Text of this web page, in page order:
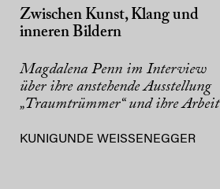
Zwischen Kunst, Klang und
inneren Bildern
Magdalena Penn im Interview
über ihre anstehende Ausstellung
„Traumtrümmer“ und ihre Arbeit
KUNIGUNDE WEISSENEGGER